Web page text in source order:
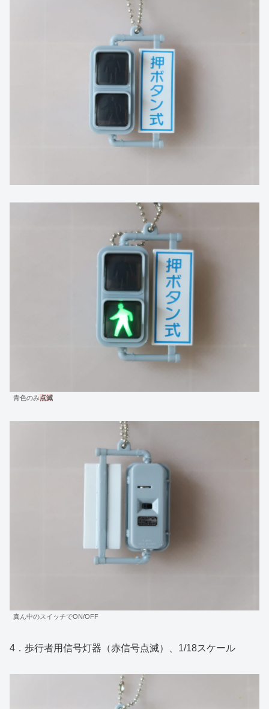
青色のみ点滅
真ん中のスイッチでON/OFF
4．歩行者用信号灯器（赤信号点滅）、1/18スケール